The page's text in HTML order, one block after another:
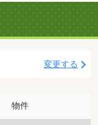
変更する
物件